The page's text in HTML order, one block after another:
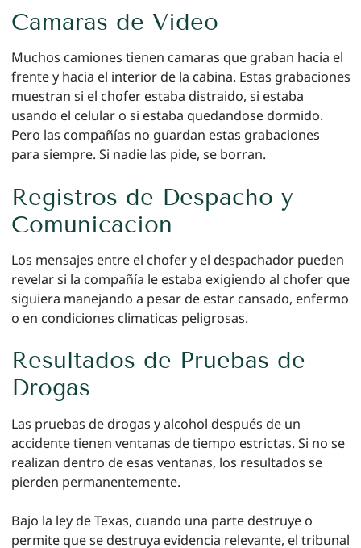
Camaras de Video
Muchos camiones tienen camaras que graban hacia el
frente y hacia el interior de la cabina. Estas grabaciones
muestran si el chofer estaba distraido, si estaba
usando el celular o si estaba quedandose dormido.
Pero las compañías no guardan estas grabaciones
para siempre. Si nadie las pide, se borran.
Registros de Despacho y
Comunicacion
Los mensajes entre el chofer y el despachador pueden
revelar si la compañía le estaba exigiendo al chofer que
siguiera manejando a pesar de estar cansado, enfermo
o en condiciones climaticas peligrosas.
Resultados de Pruebas de
Drogas
Las pruebas de drogas y alcohol después de un
accidente tienen ventanas de tiempo estrictas. Si no se
realizan dentro de esas ventanas, los resultados se
pierden permanentemente.
Bajo la ley de Texas, cuando una parte destruye o
permite que se destruya evidencia relevante, el tribunal